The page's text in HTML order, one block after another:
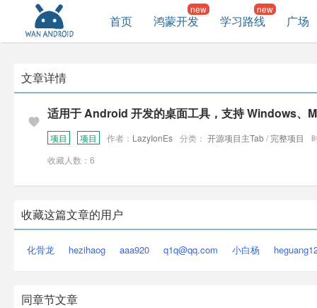
首页 鸿蒙开发 学习路线 广场
文章详情
适用于 Android 开发的桌面工具，支持 Windows、
项目 项目 作者： LazyIonEs 分类： 开源项目主Tab/完整项目
收藏人数：6
收藏这篇文章的用户
化骨龙 hezihaog aaa920 q1q@qq.com 小白杨
同章节文章